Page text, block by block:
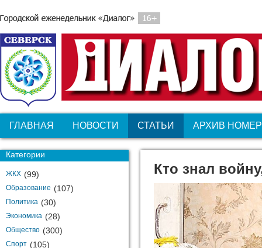
ГЛАВНАЯ НОВОСТИ СТАТЬИ АРХИВ
Категории
ЖКХ (99)
Образование (107)
Политика (30)
Экономика (28)
Общество (300)
Спорт (105)
Кто знал